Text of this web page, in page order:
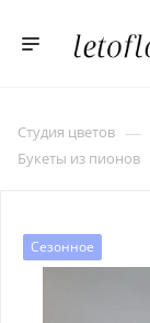
Студия цветов —
Букеты из пионов
Сезонное